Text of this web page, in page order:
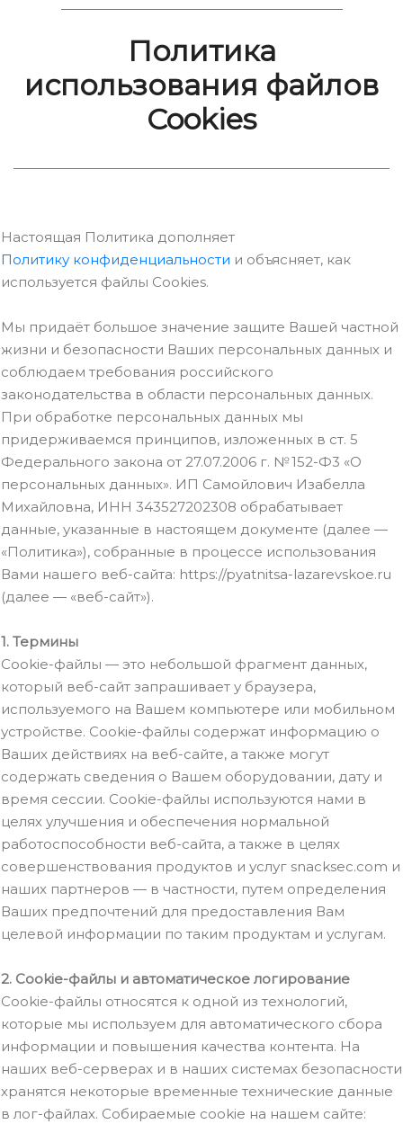
Политика
использования файлов
Cookies
Настоящая Политика дополняет
Политику конфиденциальности и объясняет, как
используется файлы Cookies.
Мы придаёт большое значение защите Вашей частной
жизни и безопасности Ваших персональных данных и
соблюдаем требования российского
законодательства в области персональных данных.
При обработке персональных данных мы
придерживаемся принципов, изложенных в ст. 5
Федерального закона от 27.07.2006 г. № 152-Ф3 «О
персональных данных». ИП Самойлович Изабелла
Михайловна, ИНН 343527202308 обрабатывает
данные, указанные в настоящем документе (далее —
«Политика»), собранные в процессе использования
Вами нашего веб-сайта: https://pyatnitsa-lazarevskoe.ru
(далее — «веб-сайт»).
1. Термины
Cookie-файлы — это небольшой фрагмент данных,
который веб-сайт запрашивает у браузера,
используемого на Вашем компьютере или мобильном
устройстве. Cookie-файлы содержат информацию о
Ваших действиях на веб-сайте, а также могут
содержать сведения о Вашем оборудовании, дату и
время сессии. Cookie-файлы используются нами в
целях улучшения и обеспечения нормальной
работоспособности веб-сайта, а также в целях
совершенствования продуктов и услуг snacksec.com и
наших партнеров — в частности, путем определения
Ваших предпочтений для предоставления Вам
целевой информации по таким продуктам и услугам.
2. Cookie-файлы и автоматическое логирование
Cookie-файлы относятся к одной из технологий,
которые мы используем для автоматического сбора
информации и повышения качества контента. На
наших веб-серверах и в наших системах безопасности
хранятся некоторые временные технические данные
в лог-файлах. Собираемые cookie на нашем сайте: